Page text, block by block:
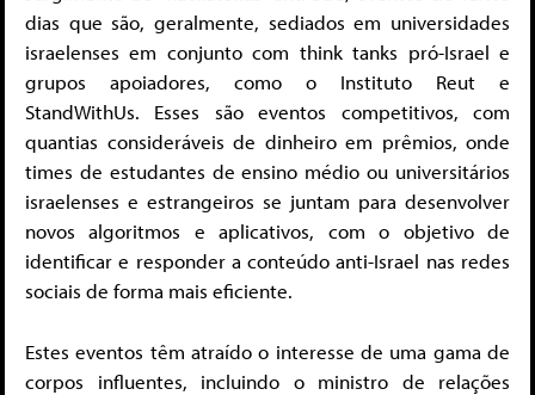
dias que são, geralmente, sediados em universidades
israelenses em conjunto com think tanks pró-Israel e
grupos apoiadores, como o Instituto Reut e
StandWithUs. Esses são eventos competitivos, com
quantias consideráveis de dinheiro em prêmios, onde
times de estudantes de ensino médio ou universitários
israelenses e estrangeiros se juntam para desenvolver
novos algoritmos e aplicativos, com o objetivo de
identificar e responder a conteúdo anti-Israel nas redes
sociais de forma mais eficiente.
Estes eventos têm atraído o interesse de uma gama de
corpos influentes, incluindo o ministro de relações